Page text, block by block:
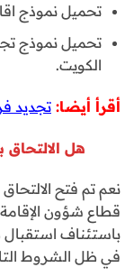
تحميل نموذج
تحميل نموذج
الكويت.
أقرأ أيضا: تجديد
هل
نعم تم فتح
قطاع شؤون الإقامة
باستئناف استقبال
في ظل الشروط